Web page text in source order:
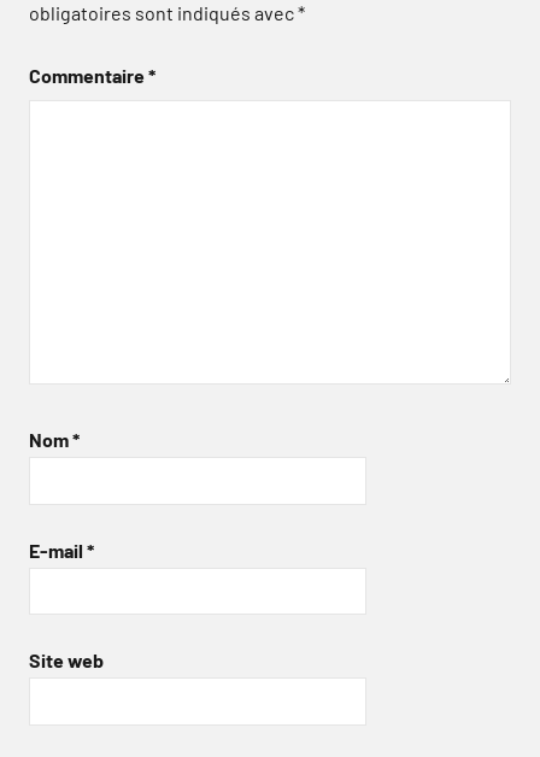
obligatoires sont indiqués avec*
Commentaire*
Nom*
E-mail *
Site web